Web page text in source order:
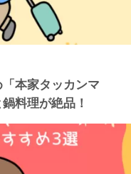
「本家タッカンマ
料理が絶品！